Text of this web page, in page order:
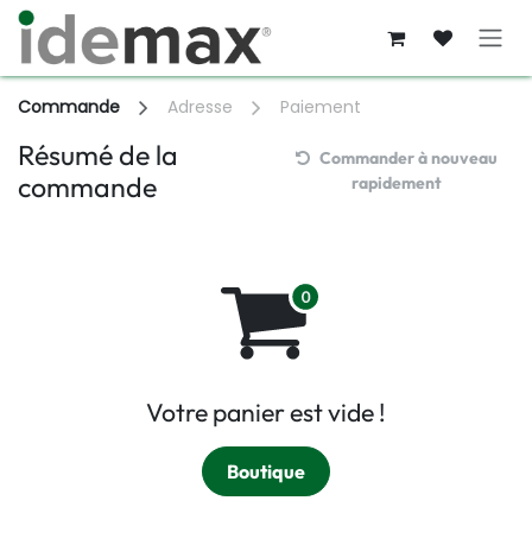
Se rendre au contenu
Commande Adresse Paiement
Résumé de la
commande
Commander à nouveau
rapidement
Votre panier est vide !
Boutique